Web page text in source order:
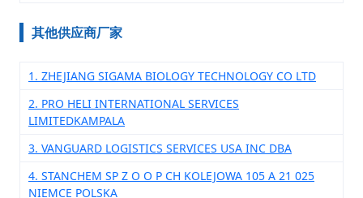
其他供应商厂家
1. ZHEJIANG SIGAMA BIOLOGY TECHNOLOGY CO LTD
2. PRO HELI INTERNATIONAL SERVICES
LIMITEDKAMPALA
3. VANGUARD LOGISTICS SERVICES USA INC DBA
4. STANCHEM SP Z O O P CH KOLEJOWA 105 A 21 025
NIEMCE POLSKA